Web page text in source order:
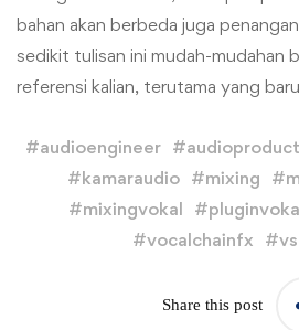
bahan akan berbeda juga
sedikit tulisan ini mudah-mudahan
referensi kalian, terutama yang
#audioengineer #
#kamaraudio #mixing #
#mixingvokal #
#vocalchainfx #
Share this post